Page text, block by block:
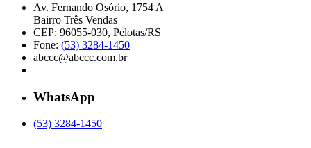
Av. Fernando Osório, 1754 A
Bairro Três Vendas
CEP: 96055-030, Pelotas/RS
Fone: (53) 3284-1450
abccc@abccc.com.br
WhatsApp
(53) 3284-1450